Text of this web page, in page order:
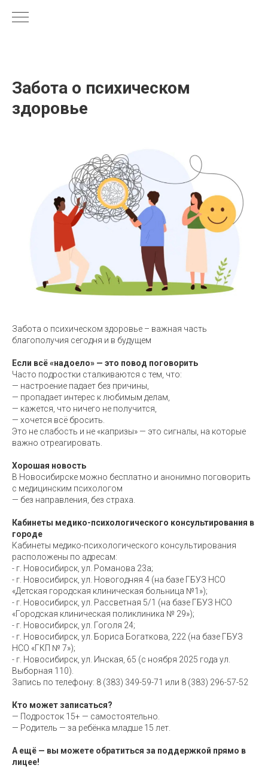
Забота о психическом
здоровье
Забота о психическом здоровье – важная часть
благополучия сегодня и в будущем
Если всё «надоело» — это повод поговорить
Часто подростки сталкиваются с тем, что:
— настроение падает без причины,
— пропадает интерес к любимым делам,
— кажется, что ничего не получится,
— хочется всё бросить.
Это не слабость и не «капризы» — это сигналы, на которые
важно отреагировать.
Хорошая новость
В Новосибирске можно бесплатно и анонимно поговорить
с медицинским психологом
— без направления, без страха.
Кабинеты медико-психологического консультирования в
городе
Кабинеты медико-психологического консультирования
расположены по адресам:
- г. Новосибирск, ул. Романова 23а;
- г. Новосибирск, ул. Новогодняя 4 (на базе ГБУЗ НСО
«Детская городская клиническая больница №1»);
- г. Новосибирск, ул. Рассветная 5/1 (на базе ГБУЗ НСО
«Городская клиническая поликлиника № 29»);
- г. Новосибирск, ул. Гоголя 24;
- г. Новосибирск, ул. Бориса Богаткова, 222 (на базе ГБУЗ
НСО «ГКП № 7»);
- г. Новосибирск, ул. Инская, 65 (с ноября 2025 года ул.
Выборная 110).
Запись по телефону: 8 (383) 349-59-71 или 8 (383) 296-57-52
Кто может записаться?
— Подросток 15+ — самостоятельно.
— Родитель — за ребёнка младше 15 лет.
А ещё — вы можете обратиться за поддержкой прямо в
лицее!